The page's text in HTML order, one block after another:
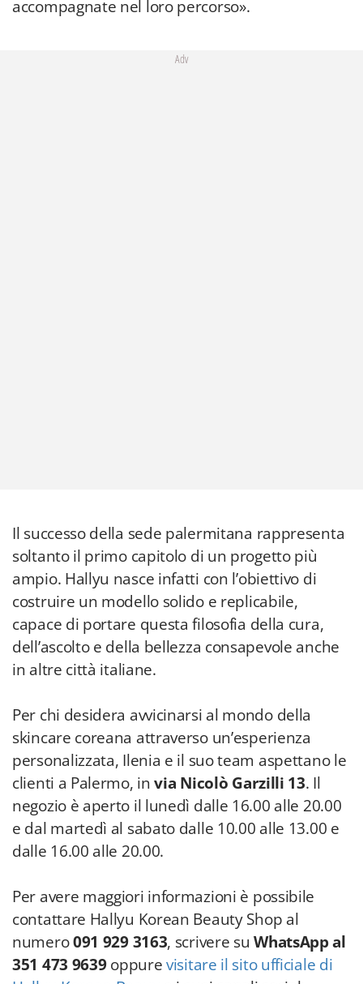
accompagnate nel loro percorso».
Adv
Il successo della sede palermitana rappresenta
soltanto il primo capitolo di un progetto più
ampio. Hallyu nasce infatti con l’obiettivo di
costruire un modello solido e replicabile,
capace di portare questa filosofia della cura,
dell’ascolto e della bellezza consapevole anche
in altre città italiane.
Per chi desidera avvicinarsi al mondo della
skincare coreana attraverso un’esperienza
personalizzata, Ilenia e il suo team aspettano le
clienti a Palermo, invia Nicolò Garzilli 13. Il
negozio è aperto il lunedì dalle 16.00 alle 20.00
e dal martedì al sabato dalle 10.00 alle 13.00 e
dalle 16.00 alle 20.00.
Per avere maggiori informazioni è possibile
contattare Hallyu Korean Beauty Shop al
numero091 929 3163, scrivere suWhatsApp al
351 473 9639oppurevisitare il sito ufficiale di